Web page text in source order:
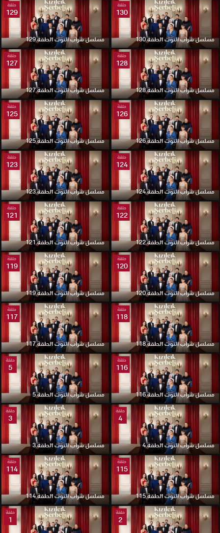
حلقة
130
مسلسل شراب التوت الحلقة 130
حلقة
129
مسلسل شراب التوت الحلقة 129
حلقة
128
مسلسل شراب التوت الحلقة 128
حلقة
127
مسلسل شراب التوت الحلقة 127
حلقة
126
مسلسل شراب التوت الحلقة 126
حلقة
125
مسلسل شراب التوت الحلقة 125
حلقة
124
مسلسل شراب التوت الحلقة 124
حلقة
123
مسلسل شراب التوت الحلقة 123
حلقة
122
مسلسل شراب التوت الحلقة 122
حلقة
121
مسلسل شراب التوت الحلقة 121
حلقة
120
مسلسل شراب التوت الحلقة 120
حلقة
119
مسلسل شراب التوت الحلقة 119
حلقة
118
مسلسل شراب التوت الحلقة 118
حلقة
117
مسلسل شراب التوت الحلقة 117
حلقة
116
مسلسل شراب التوت الحلقة 116
حلقة
5
مسلسل شراب التوت الحلقة 5
حلقة
4
مسلسل شراب التوت الحلقة 4
حلقة
3
مسلسل شراب التوت الحلقة 3
حلقة
115
مسلسل شراب التوت الحلقة 115
حلقة
114
مسلسل شراب التوت الحلقة 114
حلقة
2
حلقة
1